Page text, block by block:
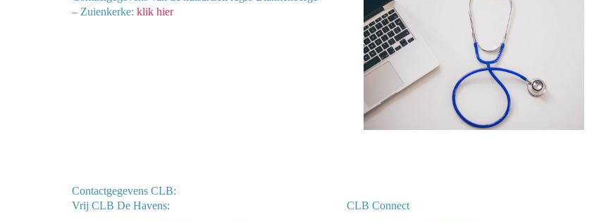
– Zuienkerke: klik hier
Contactgegevens CLB:
Vrij CLB De Havens:
CLB Connect